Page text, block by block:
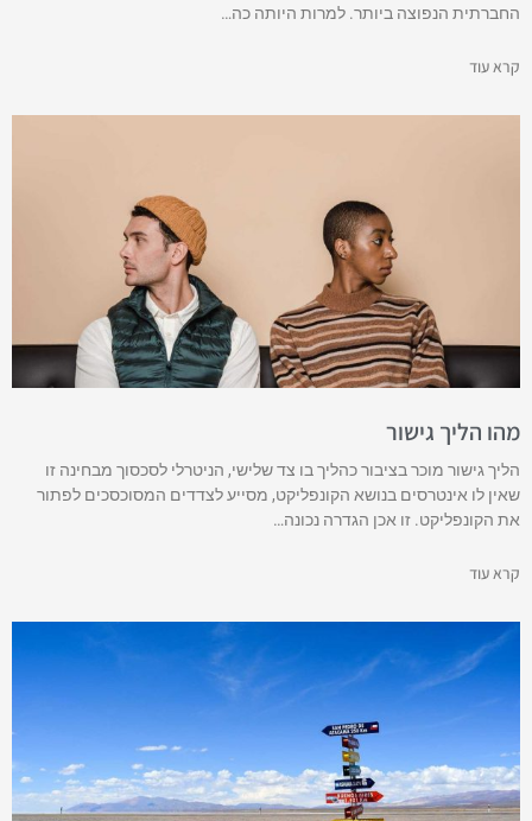
החברתית הנפוצה ביותר. למרות היותה כה…
קרא עוד
מהו הליך גישור
הליך גישור מוכר בציבור כהליך בו צד שלישי, הניטרלי לסכסוך מבחינה זו
שאין לו אינטרסים בנושא הקונפליקט, מסייע לצדדים המסוכסכים לפתור
את הקונפליקט. זו אכן הגדרה נכונה…
קרא עוד